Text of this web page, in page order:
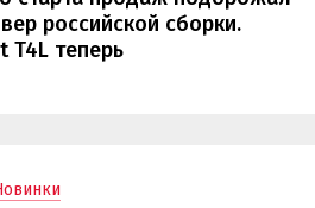
российской сборки.
T4L теперь